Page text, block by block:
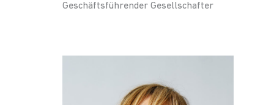
Geschäftsführender Gesellschafter